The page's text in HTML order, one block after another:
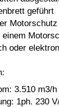
geführt
einem
oder
3.510 m3/h
1ph. 230